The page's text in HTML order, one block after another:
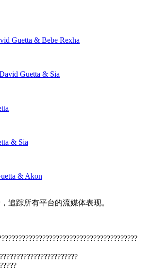
Guetta & Bebe Rexha
Guetta & Sia
& Sia
& Akon
追踪所有平台的流媒体表现。